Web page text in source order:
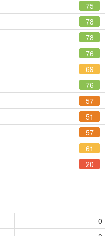
75
78
78
76
69
76
57
51
57
61
20
0